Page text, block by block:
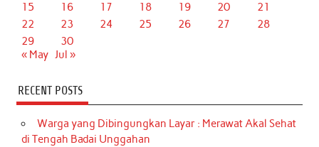
15
16 17 18 19 20
21
22
23 24 25 26 27
28
29
30
« May Jul »
RECENT POSTS
Warga yang Dibingungkan Layar : Merawat Akal Sehat
di Tengah Badai Unggahan